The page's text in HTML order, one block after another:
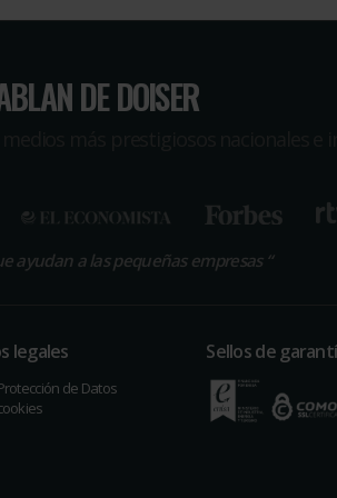
DE DOISER
ayudan a las pequeñas empresas “
legales
de Datos
Sellos de